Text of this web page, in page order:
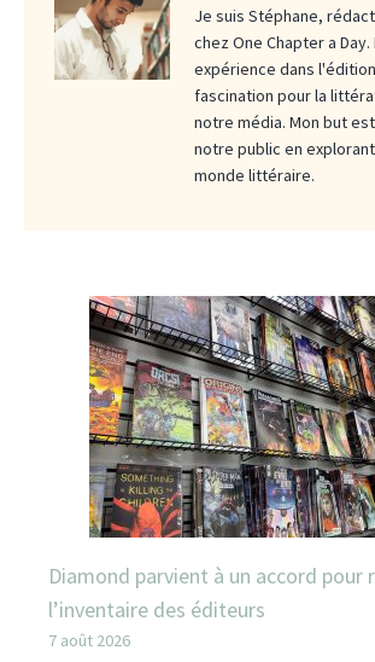
Je suis Stéphane,
chez One Chapter a
expérience dans
fascination pour la
notre média. Mon but
notre public en
monde littéraire.
Diamond parvient à un accord pour
l’inventaire des éditeurs
7 août 2026